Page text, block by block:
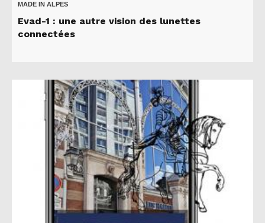
MADE IN ALPES
Evad-1 : une autre vision des lunettes
connectées